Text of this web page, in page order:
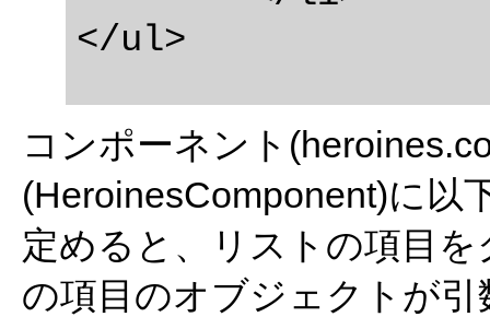
コンポーネント
(HeroinesComponent)に以
定めると、リストの項目
の項目のオブジェクトが